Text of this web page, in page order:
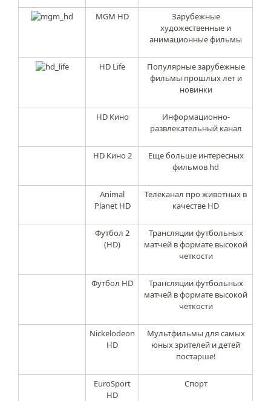
MGM HD
Зарубежные
художественные и
анимационные фильмы
HD Life
Популярные зарубежные
фильмы прошлых лет и
новинки
HD Кино
Информационно-
развлекательный канал
HD Кино 2
Еще больше интересных
фильмов hd
Animal
Planet HD
Телеканал про животных в
качестве HD
Футбол 2
(HD)
Трансляции футбольных
матчей в формате высокой
четкости
Футбол HD
Трансляции футбольных
матчей в формате высокой
четкости
Nickelodeon
HD
Мультфильмы для самых
юных зрителей и детей
постарше!
EuroSport
HD
Спорт